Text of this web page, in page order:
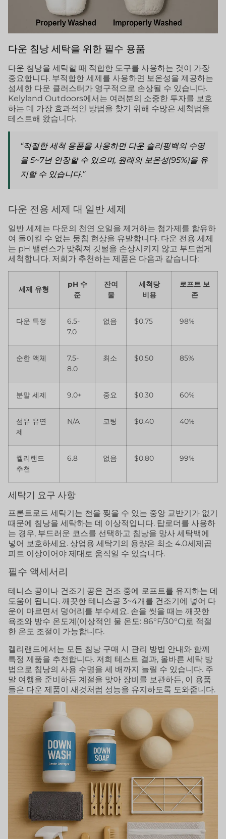
다운 침낭 세탁을 위한 필수 용품
다운 침낭을 세탁할 때 적합한 도구를 사용하는 것이 가장
중요합니다. 부적합한 세제를 사용하면 보온성을 제공하는
섬세한 다운 클러스터가 영구적으로 손상될 수 있습니다.
Kelyland Outdoors에서는 여러분의 소중한 투자를 보호
하는 데 가장 효과적인 방법을 찾기 위해 수많은 세척법을
테스트해 왔습니다.
“적절한 세척 용품을 사용하면 다운 슬리핑백의 수명
을 5~7년 연장할 수 있으며, 원래의 보온성(95%)을 유
지할 수 있습니다.”
다운 전용 세제 대 일반 세제
일반 세제는 다운의 천연 오일을 제거하는 첨가제를 함유하
여 돌이킬 수 없는 뭉침 현상을 유발합니다. 다운 전용 세제
는 pH 밸런스가 맞춰져 깃털을 손상시키지 않고 부드럽게
세척합니다. 저희가 추천하는 제품은 다음과 같습니다:
세제 유형
pH 수
준
잔여
물
세척당
비용
로프트 보
존
다운 특정
6.5-
7.0
없음 $0.75 98%
순한 액체
7.5-
8.0
최소 $0.50 85%
분말 세제 9.0+ 중요 $0.30 60%
섬유 유연
제
N/A 코팅 $0.40 40%
켈리랜드
추천
6.8 없음 $0.80 99%
세탁기 요구 사항
프론트로드 세탁기는 천을 찢을 수 있는 중앙 교반기가 없기
때문에 침낭을 세탁하는 데 이상적입니다. 탑로더를 사용하
는 경우, 부드러운 코스를 선택하고 침낭을 망사 세탁백에
넣어 보호하세요. 상업용 세탁기의 용량은 최소 4.0세제곱
피트 이상이어야 제대로 움직일 수 있습니다.
필수 액세서리
테니스 공이나 건조기 공은 건조 중에 로프트를 유지하는 데
도움이 됩니다. 깨끗한 테니스공 3~4개를 건조기에 넣어 다
운이 마르면서 덩어리를 부수세요. 손을 씻을 때는 깨끗한
욕조와 방수 온도계(이상적인 물 온도: 86°F/30°C)로 적절
한 온도 조절이 가능합니다.
켈리랜드에서는 모든 침낭 구매 시 관리 방법 안내와 함께
특정 제품을 추천합니다. 저희 테스트 결과, 올바른 세탁 방
법으로 침낭의 사용 수명을 세 배까지 늘릴 수 있습니다. 주
말 여행을 준비하든 계절을 맞아 장비를 보관하든, 이 용품
들은 다운 제품이 새것처럼 성능을 유지하도록 도와줍니다.